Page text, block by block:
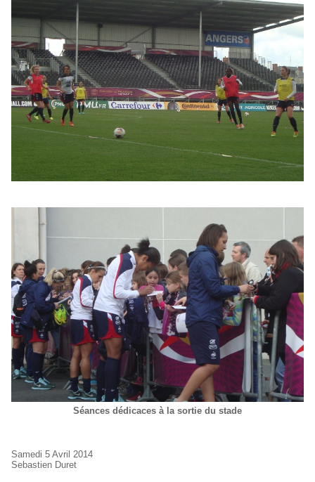
Séances dédicaces à la sortie du stade
Samedi 5 Avril 2014
Sebastien Duret